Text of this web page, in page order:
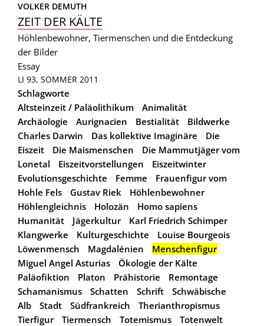
VOLKER DEMUTH
ZEIT DER KÄLTE
Höhlenbewohner, Tiermenschen und die Entdeckung
der Bilder
Essay
LI 93, SOMMER 2011
Schlagworte
Altsteinzeit / Paläolithikum
Animalität
Archäologie
Aurignacien Bestialität
Bildwerke
Charles Darwin
Das kollektive Imaginäre
Die
Eiszeit
Die Maismenschen
Die Mammutjäger vom
Lonetal
Eiszeitvorstellungen
Eiszeitwinter
Evolutionsgeschichte
Femme
Frauenfigur vom
Hohle Fels
Gustav Riek
Höhlenbewohner
Höhlengleichnis
Holozän
Homo sapiens
Humanität
Jägerkultur
Karl Friedrich Schimper
Klangwerke
Kulturgeschichte
Louise Bourgeois
Löwenmensch
Magdalénien
Menschenfigur
Miguel Angel Asturias
Ökologie der Kälte
Paläofiktion
Platon Prähistorie
Remontage
Schamanismus
Schatten Schrift
Schwäbische
Alb
Stadt Südfrankreich
Therianthropismus
Tierfigur
Tiermensch Totemismus
Totenwelt